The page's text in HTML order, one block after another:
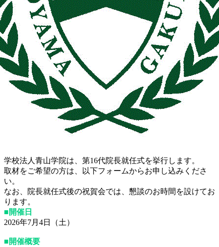
学校法人青山学院は、第16代院長就任式を挙行します。
取材をご希望の方は、以下フォームからお申し込みくださ
い。
なお、院長就任式後の祝賀会では、懇談のお時間を設けてお
ります。
■開催日
2026年7月4日（土）
■開催概要